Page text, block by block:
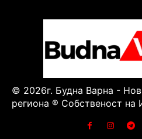
© 2026г. Будна Варна -
региона ® Собственост